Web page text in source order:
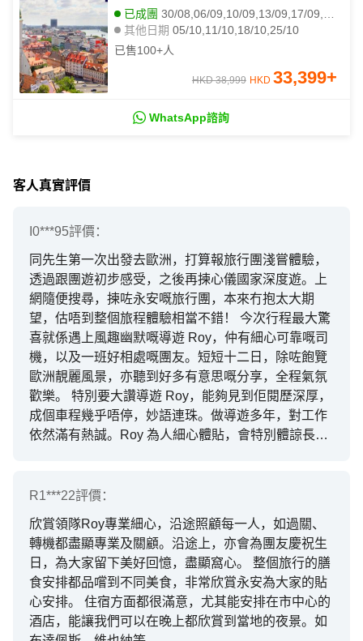
【全包價】~維也納/札格勒布住宿五*
星級、於布拉格享用米芝蓮推薦餐、
「世界文化遺產」哈爾施塔特/古姆洛
已成團 30/08,06/09,10/09,13/09,17/09,20/09,24/09,27/09,01/10,08/10,21/10
其他日期 05/10,11/10,18/10,25/10
已售100+人
HKD 38,999 HKD 33,399+
WhatsApp諮詢
客人真實評價
I0***95評價：
同先生第一次出發去歐洲，打算報旅行團淺嘗體驗，
透過跟團遊初步感受，之後再揀心儀國家深度遊。上
網隨便搜尋，揀咗永安嘅旅行團，本來冇抱太大期
望，估唔到整個旅程體驗相當不錯！ 今次行程最大驚
喜就係遇上風趣幽默嘅導遊 Roy，仲有細心可靠嘅司
機，以及一班好相處嘅團友。短短十二日，除咗飽覽
歐洲靚麗風景，亦聽到好多有意思嘅分享，全程氣氛
歡樂。 特別要大讚導遊 Roy，能夠見到佢閱歷深厚，
成個車程幾乎唔停，妙語連珠。做導遊多年，對工作
依然滿有熱誠。Roy 為人細心體貼，會特別體諒長
動介紹酒店附近安全又方便嘅景點，十分貼心。 仲有
同事、朋友都話影得好好，多謝Roy😍😍😍 下次參加
旅行團都會揀永安，亦都會推介永安👍🏻👍🏻👍🏻
R1***22評價：
欣賞領隊Roy專業細心，沿途照顧每一人，如過關、
轉機都盡顯專業及關顧。沿途上，亦會為團友慶祝生
日，為大家留下美好回憶，盡顯窩心。 整個旅行的膳
食安排都品嚐到不同美食，非常欣賞永安為大家的貼
心安排。 住宿方面都很滿意，尤其能安排在市中心的
酒店，能讓我們可以在晚上都欣賞到當地的夜景。如